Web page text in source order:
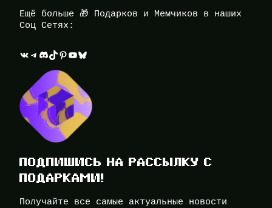
Ещё больше 🎁 Подарков и Мемчиков в наших
Соц Сетях:
ВКонтакте Telegram Discord TikTok Pinterest YouTube Bluesky
ПОДПИШИСЬ НА РАССЫЛКУ С
ПОДАРКАМИ!
Получайте все самые актуальные новости